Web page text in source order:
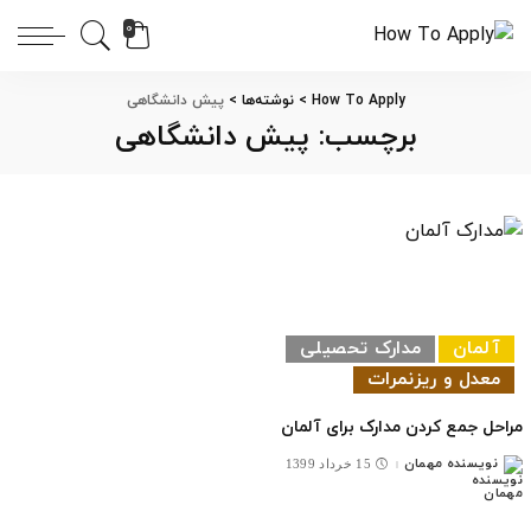
0
How To Apply
>نوشته‌ها >پیش دانشگاهی
برچسب: پیش دانشگاهی
آلمان
مدارک تحصیلی
معدل و ریزنمرات
مراحل جمع کردن مدارک برای آلمان
ارسال
شده
توسط
نویسنده مهمان 15 خرداد 1399